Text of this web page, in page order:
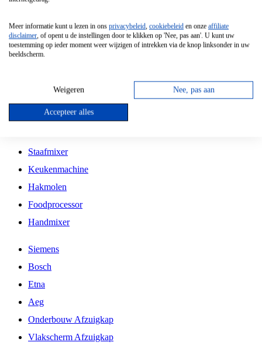
Vrijstaande Magnetron
Vrijstaande Kookplaat
Inbouw Gaskookplaat
Inbouw Keramische Kookplaat
Kookplaat Accessoires
Staafmixer
Keukenmachine
Hakmolen
Foodprocessor
Handmixer
Siemens
Bosch
Etna
Aeg
Onderbouw Afzuigkap
Vlakscherm Afzuigkap
Meer informatie kunt u lezen in ons privacybeleid, cookiebeleid en onze affiliate
disclaimer, of opent u de instellingen door te klikken op 'Nee, pas aan'. U kunt uw
toestemming op ieder moment weer wijzigen of intrekken via de knop linksonder in uw
beeldscherm.
Weigeren Nee, pas aan
Accepteer alles